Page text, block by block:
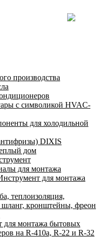
производства
с символикой HVAC-
для холодильной
DIXIS
дом
для монтажа
для монтажа
теплоизоляция,
кронштейны, фреон
для монтажа бытовых
на R-410а, R-22 и R-32